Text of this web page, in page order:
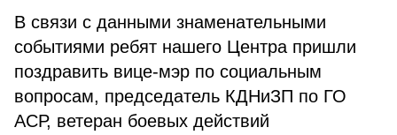
В связи с данными знаменательными
событиями ребят нашего Центра пришли
поздравить вице-мэр по социальным
вопросам, председатель КДНиЗП по ГО
АСР, ветеран боевых действий